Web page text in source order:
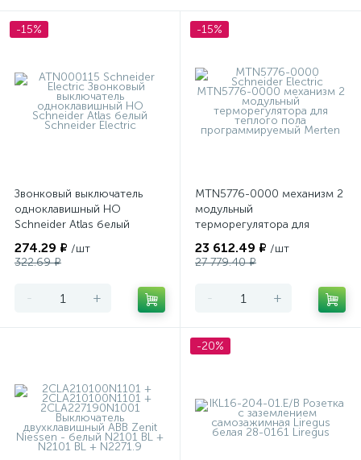
-15%
Звонковый выключатель
одноклавишный НО
Schneider Atlas белый
274.29 ₽ /шт
322.69 ₽
- +
-15%
MTN5776-0000 механизм 2
модульный
терморегулятора для
программируемый Merten
23 612.49 ₽ /шт
27 779.40 ₽
- +
-20%